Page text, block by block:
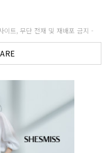
트, 무단 전재 및 재배포 금지 -